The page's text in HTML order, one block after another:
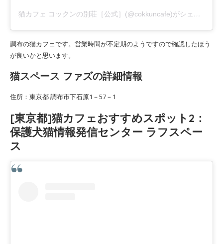
猫カフェ コックンの別荘［公式］(@cokkuncafe)がシェアした投稿
調布の猫カフェです。営業時間が不定期のようですので確認したほう
が良いかと思います。
猫スペース ファズの詳細情報
住所：東京都 調布市下石原1－57－1
[東京都]猫カフェおすすめスポット2：
保護犬猫情報発信センター ラフスペー
ス